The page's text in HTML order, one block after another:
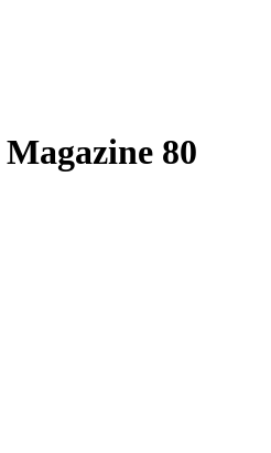
80